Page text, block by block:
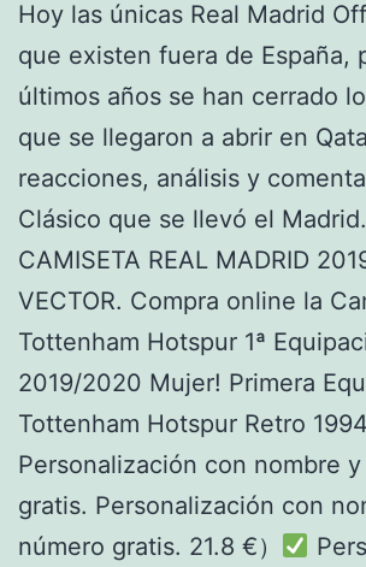
Hoy las únicas Real Madrid
que existen fuera de España,
últimos años se han cerrado
que se llegaron a abrir en
reacciones, análisis y
Clásico que se llevó el
CAMISETA REAL MADRID
VECTOR. Compra online la
Tottenham Hotspur 1ª
2019/2020 Mujer! Primera
Tottenham Hotspur Retro
Personalización con nombre
gratis. Personalización con
número gratis. 21.8 €）